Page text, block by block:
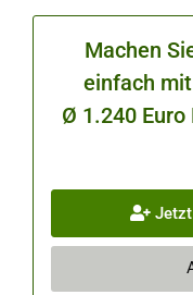
Machen
einfach
Ø 1.240
Jetzt